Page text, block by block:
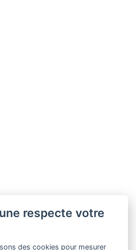
respecte votre
des cookies pour mesurer